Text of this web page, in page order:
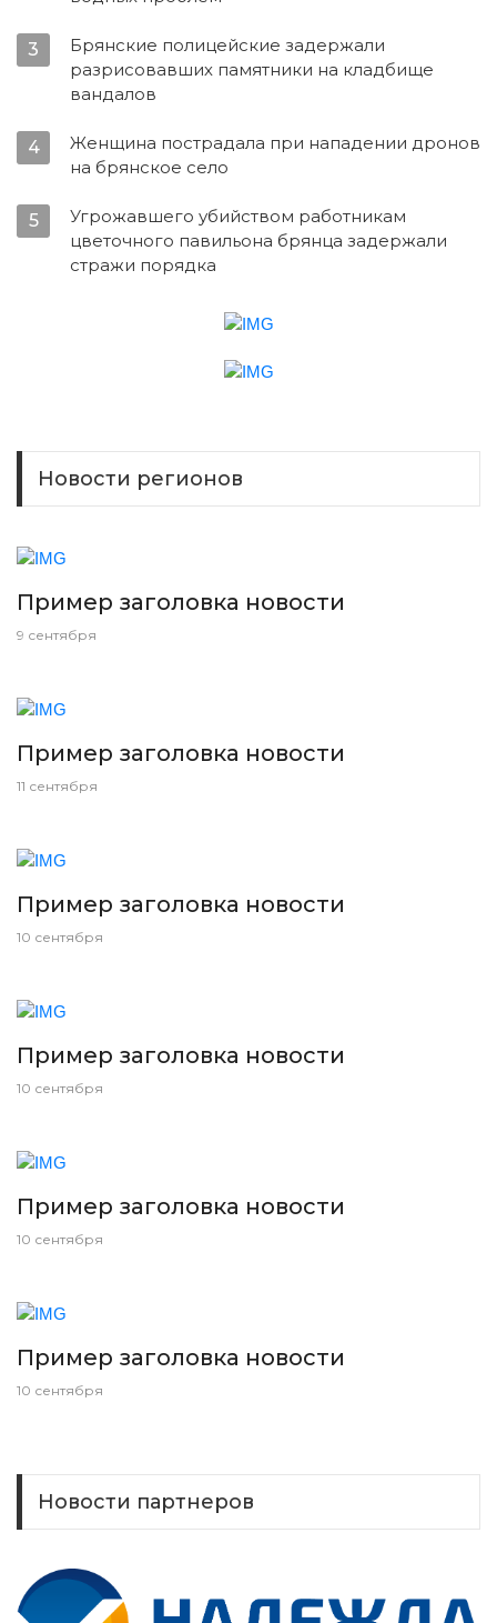
3
Брянские полицейские задержали
разрисовавших памятники на кладбище
вандалов
4
Женщина пострадала при нападении дронов
на брянское село
5
Угрожавшего убийством работникам
цветочного павильона брянца задержали
стражи порядка
Новости регионов
Пример заголовка новости
9 сентября
Пример заголовка новости
11 сентября
Пример заголовка новости
10 сентября
Пример заголовка новости
10 сентября
Пример заголовка новости
10 сентября
Пример заголовка новости
10 сентября
Новости партнеров